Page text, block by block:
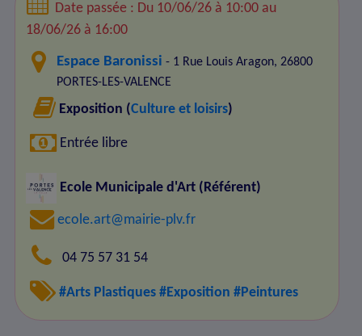
Date passée : Du 10/06/26 à 10:00 au
18/06/26 à 16:00
Espace Baronissi - 1 Rue Louis Aragon, 26800
PORTES-LES-VALENCE
Exposition (Culture et loisirs)
Entrée libre
Ecole Municipale d'Art (Référent)
ecole.art@mairie-plv.fr
04 75 57 31 54
#Arts Plastiques #Exposition #Peintures